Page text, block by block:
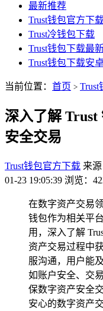
最新推荐
Trust钱包官方下
Trust冷钱包下载
Trust钱包下载最
Trust钱包下载安
当前位置： 首页 > Trust
深入了解 Trust
安全交易
Trust钱包官方下载 来
01-23 19:05:39 浏览：
在数字资产交易
钱包作为相关平
用，深入了解
资产交易过程中
服沟通，用户能
如账户安全、交
保数字资产安全
安心的数字资产